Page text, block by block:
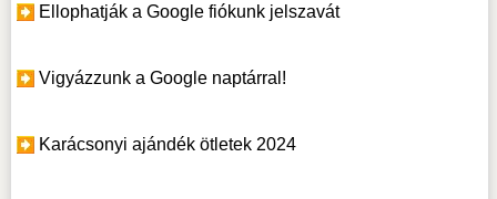
Ellophatják a Google fiókunk jelszavát
Vigyázzunk a Google naptárral!
Karácsonyi ajándék ötletek 2024